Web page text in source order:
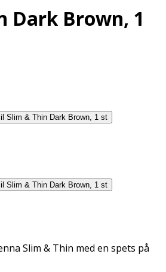
Dark Brown, 1
Slim & Thin Dark Brown, 1 st
Slim & Thin Dark Brown, 1 st
Slim & Thin med en spets på